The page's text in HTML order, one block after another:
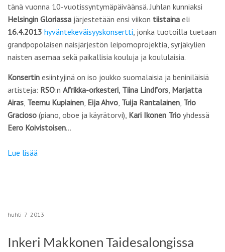
tänä vuonna 10-vuotissyntymäpäiväänsä. Juhlan kunniaksi
Helsingin Gloriassa järjestetään ensi viikon tiistaina eli
16.4.2013 hyväntekeväisyyskonsertti, jonka tuotoilla tuetaan
grandpopolaisen naisjärjestön leipomoprojektia, syrjäkylien
naisten asemaa sekä paikallisia kouluja ja koululaisia.
Konsertin esiintyjinä on iso joukko suomalaisia ja beniniläisiä
artisteja: RSO:n Afrikka-orkesteri, Tiina Lindfors, Marjatta
Airas, Teemu Kupiainen, Eija Ahvo, Tuija Rantalainen, Trio
Gracioso (piano, oboe ja käyrätorvi), Kari Ikonen Trio yhdessä
Eero Koivistoisen…
Lue lisää
huhti 7 2013
Inkeri Makkonen Taidesalongissa